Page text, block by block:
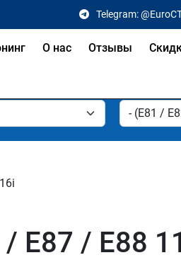
Telegram:
О нас Отзывы
E87 / E88